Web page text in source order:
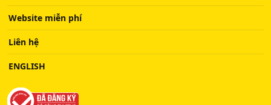
Website miễn phí
Liên hệ
ENGLISH